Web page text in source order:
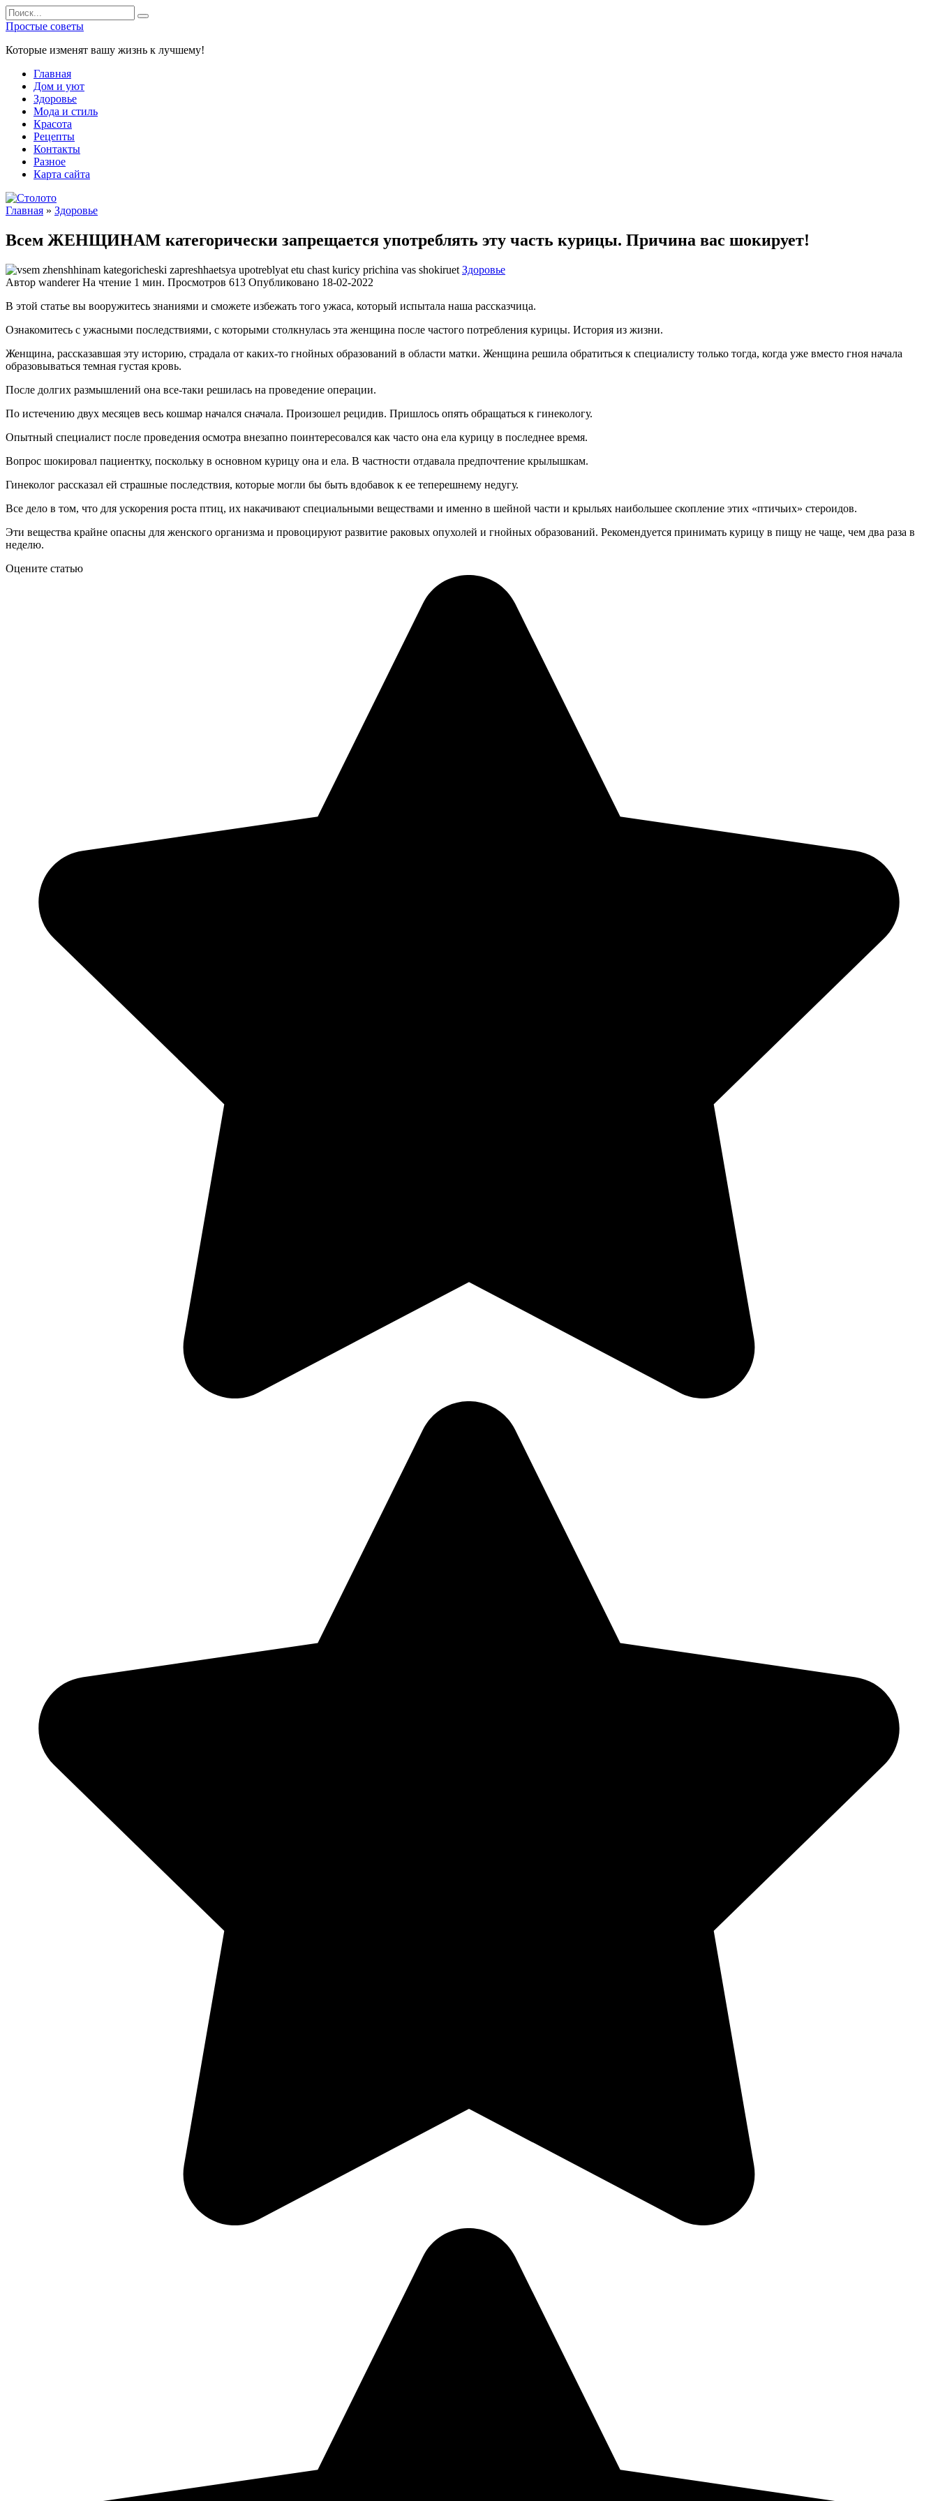
Перейти
к
содержанию
Search
for:
Простые советы
Которые изменят вашу жизнь к лучшему!
Главная
Дом и уют
Здоровье
Мода и стиль
Красота
Рецепты
Контакты
Разное
Карта сайта
Главная » Здоровье
Всем ЖЕНЩИНАМ категорически запрещается употреблять эту часть курицы. Причина вас шокирует!
Здоровье
Автор wanderer На чтение 1 мин. Просмотров 613 Опубликовано 18-02-2022
В этой статье вы вооружитесь знаниями и сможете избежать того ужаса, который испытала наша рассказчица.
Ознакомитесь с ужасными последствиями, с которыми столкнулась эта женщина после частого потребления курицы. История из жизни.
Женщина, рассказавшая эту историю, страдала от каких-то гнойных образований в области матки. Женщина решила обратиться к специалисту только тогда, когда уже вместо гноя начала
образовываться темная густая кровь.
После долгих размышлений она все-таки решилась на проведение операции.
По истечению двух месяцев весь кошмар начался сначала. Произошел рецидив. Пришлось опять обращаться к гинекологу.
Опытный специалист после проведения осмотра внезапно поинтересовался как часто она ела курицу в последнее время.
Вопрос шокировал пациентку, поскольку в основном курицу она и ела. В частности отдавала предпочтение крылышкам.
Гинеколог рассказал ей страшные последствия, которые могли бы быть вдобавок к ее теперешнему недугу.
Все дело в том, что для ускорения роста птиц, их накачивают специальными веществами и именно в шейной части и крыльях наибольшее скопление этих «птичьих» стероидов.
Эти вещества крайне опасны для женского организма и провоцируют развитие раковых опухолей и гнойных образований. Рекомендуется принимать курицу в пищу не чаще, чем два раза в
неделю.
Оцените статью